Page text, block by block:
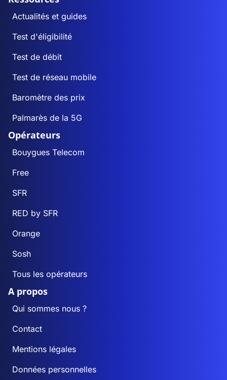
Actualités et guides
Test d'éligibilité
Test de débit
Test de réseau mobile
Baromètre des prix
Palmarès de la 5G
Opérateurs
Bouygues Telecom
Free
SFR
RED by SFR
Orange
Sosh
Tous les opérateurs
A propos
Qui sommes nous ?
Contact
Mentions légales
Données personnelles